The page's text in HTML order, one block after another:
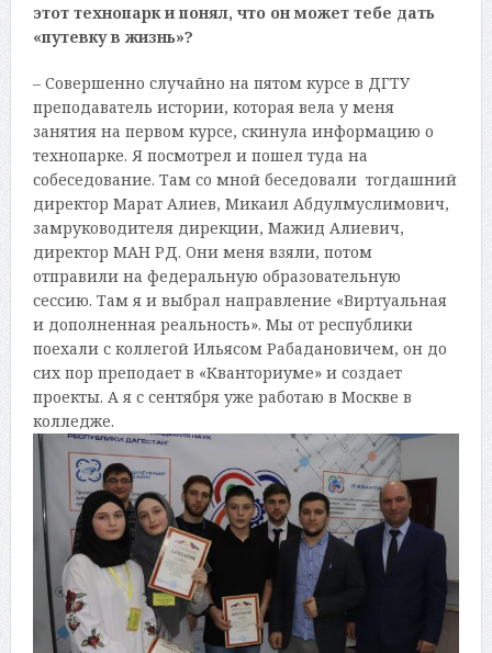
этот технопарк и понял, что он может тебе дать
«путевку в жизнь»?
– Совершенно случайно на пятом курсе в ДГТУ
преподаватель истории, которая вела у меня
занятия на первом курсе, скинула информацию о
технопарке. Я посмотрел и пошел туда на
собеседование. Там со мной беседовали тогдашний
директор Марат Алиев, Микаил Абдулмуслимович,
замруководителя дирекции, Мажид Алиевич,
директор МАН РД. Они меня взяли, потом
отправили на федеральную образовательную
сессию. Там я и выбрал направление «Виртуальная
и дополненная реальность». Мы от республики
поехали с коллегой Ильясом Рабадановичем, он до
сих пор преподает в «Кванториуме» и создает
проекты. А я с сентября уже работаю в Москве в
колледже.